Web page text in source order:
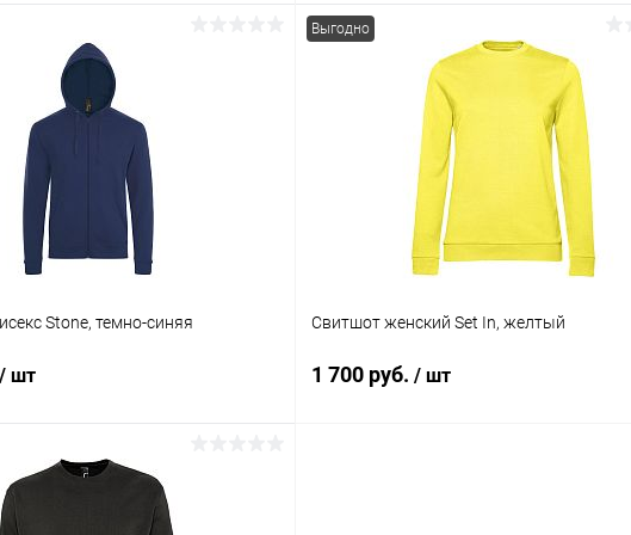
В корзину
К сравнению
В наличии
В корзину
Купить в 1 клик К сравнению
В избранное В наличии
XS
Stone, темно-синяя
/ шт
В корзину
Выгодно
Свитшот женский Set In, желтый
1 700 руб. / шт